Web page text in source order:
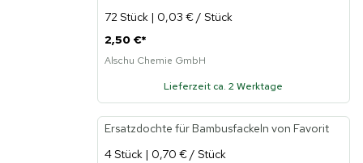
72 Stück | 0,03 € / Stück
2,50 €*
Alschu Chemie GmbH
Lieferzeit ca. 2 Werktage
Neu
Ersatzdochte für Bambusfackeln von Favorit
4 Stück | 0,70 € / Stück